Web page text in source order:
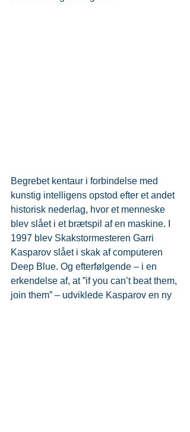
Begrebet kentaur i forbindelse med
kunstig intelligens opstod efter et andet
historisk nederlag, hvor et menneske
blev slået i et brætspil af en maskine. I
1997 blev Skakstormesteren Garri
Kasparov slået i skak af computeren
Deep Blue. Og efterfølgende – i en
erkendelse af, at ”if you can’t beat them,
join them” – udviklede Kasparov en ny